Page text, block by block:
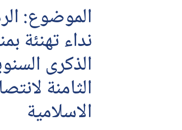
الموضوع:
نداء تهنئة
الذكرى
الثامنة
الاسلامية